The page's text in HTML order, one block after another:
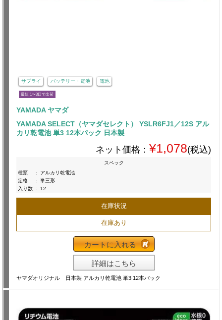
サプライ バッテリー・電池 電池
最短 1〜3日で出荷
YAMADA ヤマダ
YAMADA SELECT（ヤマダセレクト） YSLR6FJ1／12S アル
カリ乾電池 単3 12本パック 日本製
ネット価格： ¥1,078(税込)
スペック
種類
:
アルカリ乾電池
定格
:
単三形
入り数 : 12
在庫状況
在庫あり
カートに入れる
詳細はこちら
ヤマダオリジナル 日本製 アルカリ乾電池 単3 12本パック